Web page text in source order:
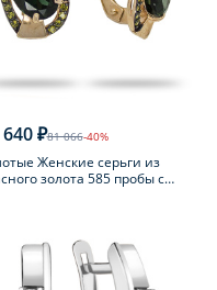
₽81 066-40%
Женские серьги из
золота 585 пробы с